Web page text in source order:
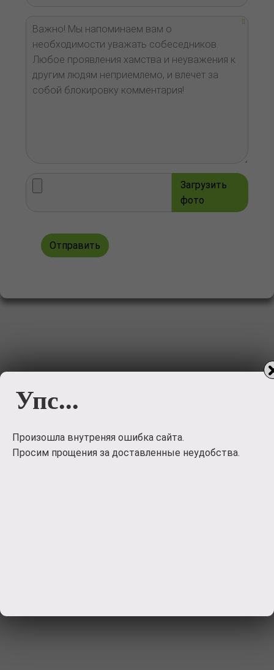
Загрузить
фото
Отправить
Упс...
Произошла внутреняя ошибка сайта.
Просим прощения за доставленные неудобства.